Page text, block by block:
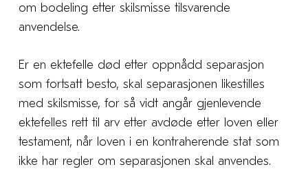
om bodeling etter skilsmisse tilsvarende
anvendelse.
Er en ektefelle død etter oppnådd separasjon
som fortsatt besto, skal separasjonen likestilles
med skilsmisse, for så vidt angår gjenlevende
ektefelles rett til arv etter avdøde etter loven eller
testament, når loven i en kontraherende stat som
ikke har regler om separasjonen skal anvendes.